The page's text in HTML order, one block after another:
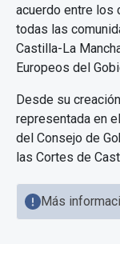
acuerdo entre los
todas las
Castilla-La
Europeos del
Desde su
representada en
del Consejo de
las Cortes de
Más